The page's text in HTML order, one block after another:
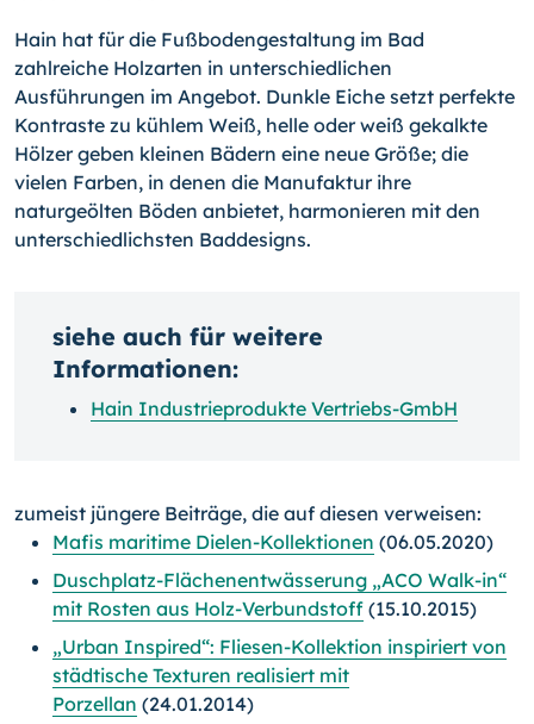
Hain hat für die Fußbodengestaltung im Bad
zahlreiche Holzarten in unterschiedlichen
Ausführungen im Angebot. Dunkle Eiche setzt perfekte
Kontraste zu kühlem Weiß, helle oder weiß gekalkte
Hölzer geben kleinen Bädern eine neue Größe; die
vielen Farben, in denen die Manufaktur ihre
naturgeölten Böden anbietet, harmonieren mit den
unterschiedlichsten Baddesigns.
siehe auch für weitere
Informationen:
Hain Industrieprodukte Vertriebs-GmbH
zumeist jüngere Beiträge, die auf diesen verweisen:
Mafis maritime Dielen-Kollektionen (06.05.2020)
Duschplatz-Flächenentwässerung „ACO Walk-in“
mit Rosten aus Holz-Verbundstoff (15.10.2015)
„Urban Inspired“: Fliesen-Kollektion inspiriert von
städtische Texturen realisiert mit
Porzellan (24.01.2014)